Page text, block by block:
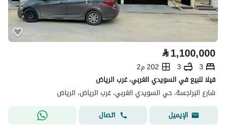
⃁1,100,000
3
3
202 م2
فيلا للبيع في السويدي الغربي، غرب الرياض
شارع البراجسة، حي السويدي الغربي، غرب الرياض، الرياض
الإيميل
اتصال